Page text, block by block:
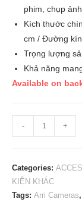
phim, chụp
Kích thước
cm / Đường
Trọng lượng
Khả năng
Available on
Kamerar
Stainless
7"
Tough
Friction
- +
Categories:
KIỆN KHÁC
Tags: Arri Cameras,